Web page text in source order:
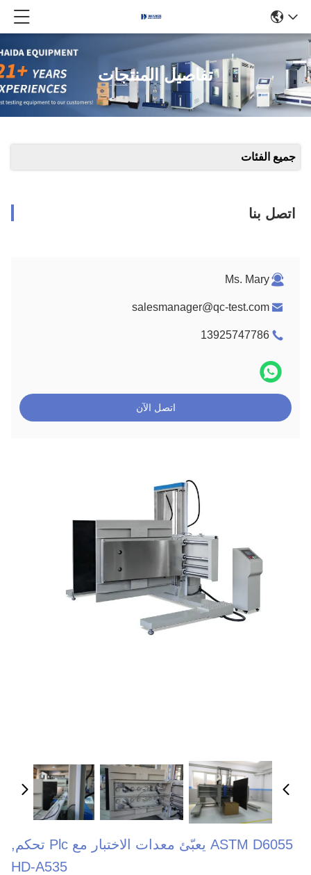
تفاصيل المنتجات
جميع الفئات
اتصل بنا
Ms. Mary
salesmanager@qc-test.com
13925747786
اتصل الآن
ASTM D6055 يعبّئ معدات الاختبار مع Plc تحكم,
HD-A535